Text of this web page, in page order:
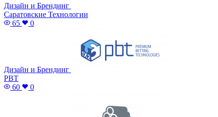
Дизайн и Брендинг
Саратовские Технологии
65
0
Дизайн и Брендинг
PBT
60
0